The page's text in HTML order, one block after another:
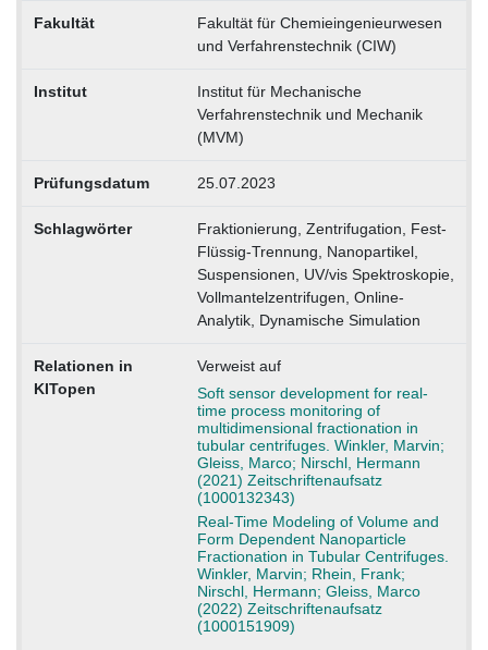
Fakultät
Fakultät für Chemieingenieurwesen
und Verfahrenstechnik (CIW)
Institut
Institut für Mechanische
Verfahrenstechnik und Mechanik
(MVM)
Prüfungsdatum 25.07.2023
Schlagwörter
Fraktionierung, Zentrifugation, Fest-
Flüssig-Trennung, Nanopartikel,
Suspensionen, UV/vis Spektroskopie,
Vollmantelzentrifugen, Online-
Analytik, Dynamische Simulation
Relationen in
KITopen
Verweist auf
Soft sensor development for real-
time process monitoring of
multidimensional fractionation in
tubular centrifuges. Winkler, Marvin;
Gleiss, Marco; Nirschl, Hermann
(2021) Zeitschriftenaufsatz
(1000132343)
Real-Time Modeling of Volume and
Form Dependent Nanoparticle
Fractionation in Tubular Centrifuges.
Winkler, Marvin; Rhein, Frank;
Nirschl, Hermann; Gleiss, Marco
(2022) Zeitschriftenaufsatz
(1000151909)